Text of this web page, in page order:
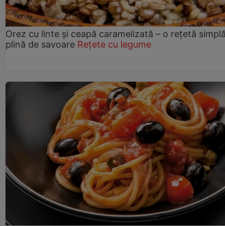
Orez cu linte și ceapă caramelizată – o rețetă
plină de savoare Rețete cu legume